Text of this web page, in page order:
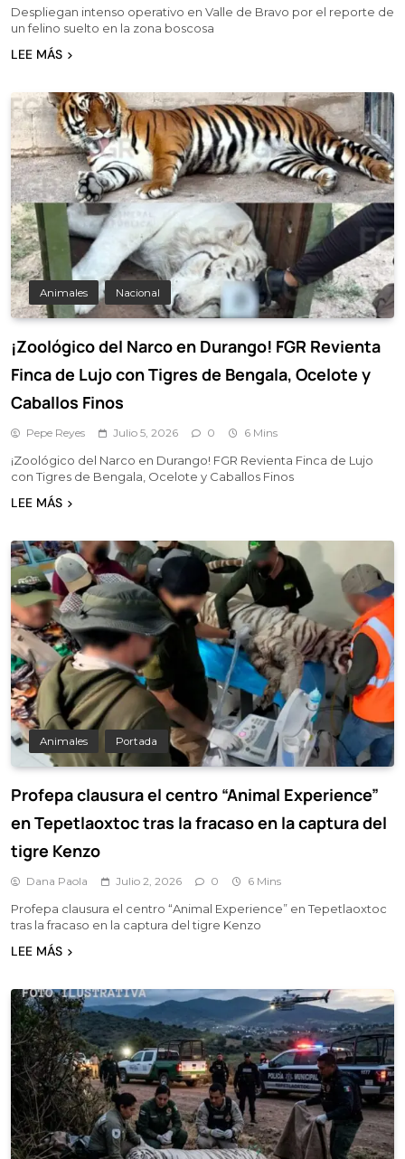
Despliegan intenso operativo en Valle de Bravo por el reporte de
un felino suelto en la zona boscosa
LEE MÁS
Animales Nacional
¡Zoológico del Narco en Durango! FGR Revienta
Finca de Lujo con Tigres de Bengala, Ocelote y
Caballos Finos
Pepe Reyes Julio 5, 2026 0 6 Mins
¡Zoológico del Narco en Durango! FGR Revienta Finca de Lujo
con Tigres de Bengala, Ocelote y Caballos Finos
LEE MÁS
Animales Portada
Profepa clausura el centro “Animal Experience”
en Tepetlaoxtoc tras la fracaso en la captura del
tigre Kenzo
Dana Paola Julio 2, 2026 0 6 Mins
Profepa clausura el centro “Animal Experience” en Tepetlaoxtoc
tras la fracaso en la captura del tigre Kenzo
LEE MÁS